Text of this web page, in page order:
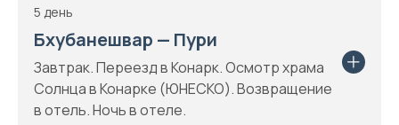
5 день
Бхубанешвар — Пури
Завтрак. Переезд в Конарк. Осмотр храма
Солнца в Конарке (ЮНЕСКО). Возвращение
в отель. Ночь в отеле.